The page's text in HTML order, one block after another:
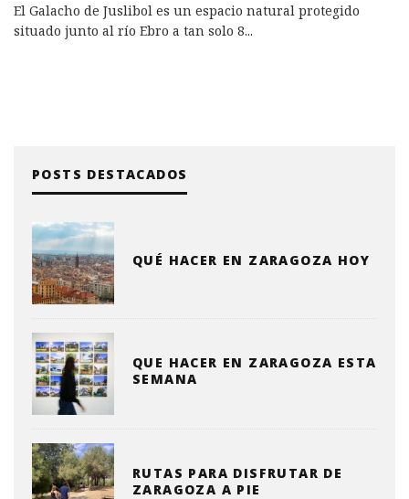
El Galacho de Juslibol es un espacio natural protegido
situado junto al río Ebro a tan solo 8...
POSTS DESTACADOS
QUÉ HACER EN ZARAGOZA HOY
QUE HACER EN ZARAGOZA ESTA
SEMANA
RUTAS PARA DISFRUTAR DE
ZARAGOZA A PIE